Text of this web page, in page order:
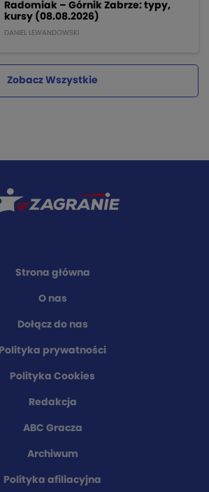
Radomiak – Górnik Zabrze: typy,
kursy (08.08.2026)
DANIEL LEWANDOWSKI
Zobacz Wszystkie
Strona główna
O nas
Dołącz do nas
Polityka prywatności
Polityka Cookies
Redakcja
ABC Gracza
Archiwum
Polityka afiliacyjna